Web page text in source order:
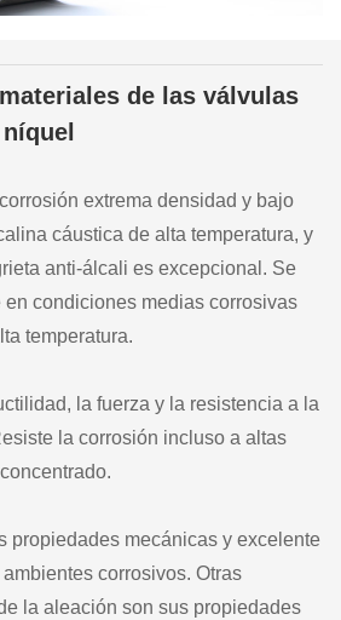
de las válvulas
extrema densidad y bajo
cáustica de alta temperatura, y
anti-álcali es excepcional. Se
condiciones medias corrosivas
temperatura.
la fuerza y la resistencia a la
la corrosión incluso a altas
propiedades mecánicas y excelente
corrosivos. Otras
la aleación son sus propiedades